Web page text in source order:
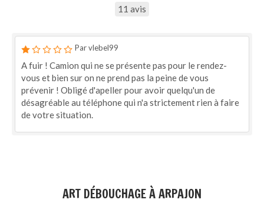
11 avis
Par vlebel99
A fuir ! Camion qui ne se présente pas pour le rendez-
vous et bien sur on ne prend pas la peine de vous
prévenir ! Obligé d'apeller pour avoir quelqu'un de
désagréable au téléphone qui n'a strictement rien à faire
de votre situation.
ART DÉBOUCHAGE À ARPAJON